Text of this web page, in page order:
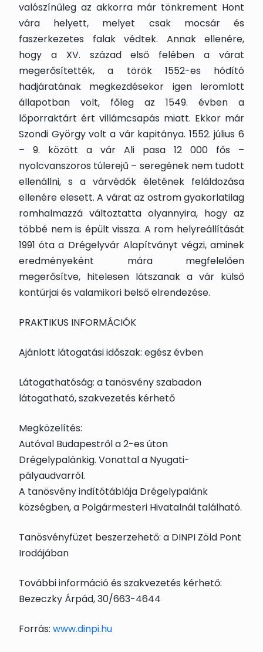
valószínűleg az akkorra már tönkrement Hont
vára helyett, melyet csak mocsár és
faszerkezetes falak védtek. Annak ellenére,
hogy a XV. század első felében a várat
megerősítették, a török 1552-es hódító
hadjáratának megkezdésekor igen leromlott
állapotban volt, főleg az 1549. évben a
lőporraktárt ért villámcsapás miatt. Ekkor már
Szondi György volt a vár kapitánya. 1552. július 6
– 9. között a vár Ali pasa 12 000 fős –
nyolcvanszoros túlerejű – seregének nem tudott
ellenállni, s a várvédők életének feláldozása
ellenére elesett. A várat az ostrom gyakorlatilag
romhalmazzá változtatta olyannyira, hogy az
többé nem is épült vissza. A rom helyreállítását
1991 óta a Drégelyvár Alapítványt végzi, aminek
eredményeként mára megfelelően
megerősítve, hitelesen látszanak a vár külső
kontúrjai és valamikori belső elrendezése.
PRAKTIKUS INFORMÁCIÓK
Ajánlott látogatási időszak: egész évben
Látogathatóság: a tanösvény szabadon
látogatható, szakvezetés kérhető
Megközelítés:
Autóval Budapestről a 2-es úton
Drégelypalánkig. Vonattal a Nyugati-
pályaudvarról.
A tanösvény indítótáblája Drégelypalánk
községben, a Polgármesteri Hivatalnál található.
Tanösvényfüzet beszerzehető: a DINPI Zöld Pont
Irodájában
További információ és szakvezetés kérhető:
Bezeczky Árpád, 30/663-4644
Forrás: www.dinpi.hu